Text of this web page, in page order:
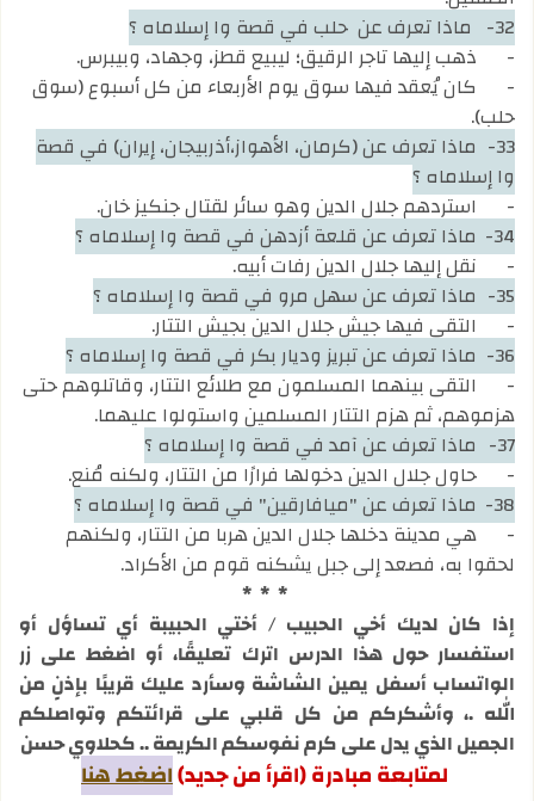
32-
ماذا تعرف عن حلب في قصة وا إسلاماه ؟
-
ذهب إليها تاجر الرقيق؛ ليبيع قطز، وجهاد، وبيبرس.
-
كان يُعقد فيها سوق يوم الأربعاء من كل أسبوع (سوق
حلب).
33-
ماذا تعرف عن (كرمان، الأهواز،أذربيجان، إيران) في قصة
وا إسلاماه ؟
-
استردهم جلال الدين وهو سائر لقتال جنكيز خان.
34- ماذا تعرف عن قلعة أزدهن في قصة وا إسلاماه ؟
-
نقل إليها جلال الدين رفات أبيه.
35-
ماذا تعرف عن سهل مرو في قصة وا إسلاماه ؟
-
التقى فيها جيش جلال الدين بجيش التتار.
36- ماذا تعرف عن تبريز وديار بكر في قصة وا إسلاماه ؟
-
التقى بينهما المسلمون مع طلائع التتار، وقاتلوهم حتى
هزموهم، ثم هزم التتار المسلمين واستولوا عليهما.
37-
ماذا تعرف عن آمد في قصة وا إسلاماه ؟
-
حاول جلال الدين دخولها فرارًا من التتار، ولكنه مُنع.
38- ماذا تعرف عن "ميافارقين" في قصة وا إسلاماه ؟
-
هي مدينة دخلها جلال الدين هربا من التتار، ولكنهم
لحقوا به، فصعد إلى جبل يشكنه قوم من الأكراد.
* * *
إذا كان لديك أخي الحبيب / أختي الحبيبة أي تساؤل أو
استفسار حول هذا الدرس اترك تعليقًا، أو اضغط على زر
الواتساب أسفل يمين الشاشة وسأرد عليك قريبًا بإذنٍ من
الله .، وأشكركم من كل قلبي على قرائتكم وتواصلكم
الجميل الذي يدل على كرم نفوسكم الكريمة .. كحلاوي حسن
لمتابعة مبادرة (اقرأ من جديد)اضغط هنا